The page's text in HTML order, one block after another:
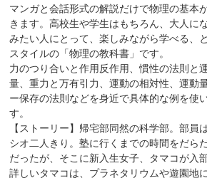
マンガと会話形式の解説だけで物理の基本
きます。高校生や学生はもちろん、大人に
みたい人にとって、楽しみながら学べる、
スタイルの「物理の教科書」です。
力のつり合いと作用反作用、慣性の法則と
量、重力と万有引力、運動の相対性、運動
ー保存の法則などを身近で具体的な例を使
す。
【ストーリー】帰宅部同然の科学部。部員
シオ二人きり。塾に行くまでの時間をだら
だったが、そこに新入生女子、タマコが入
詳しいタマコは、プラネタリウムや遊園地